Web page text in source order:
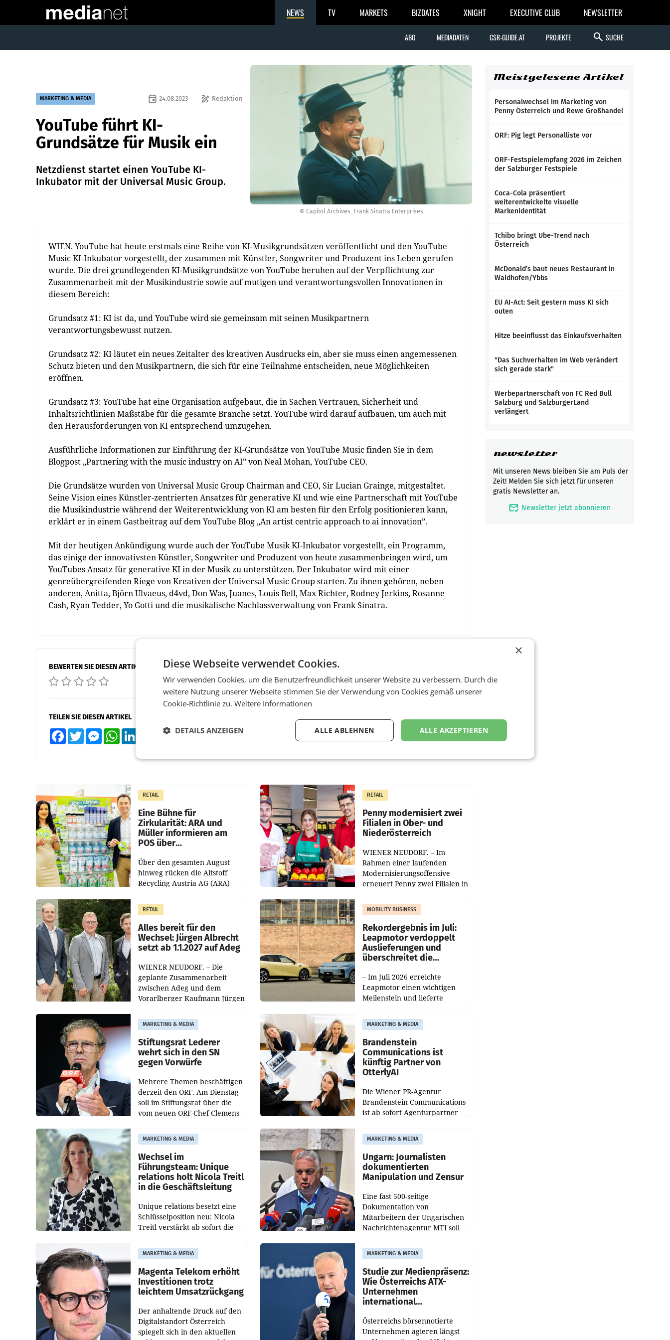
NEWS TV MARKETS BIZDATES XNIGHT EXECUTIVE CLUB NEWSLETTER
ABO MEDIADATEN CSR-GUIDE.AT PROJEKTE search SUCHE
© Capitol Archives_Frank Sinatra Enterprises
MARKETING & MEDIA draw Redaktion
event 24.08.2023
YouTube führt KI-
Grundsätze für Musik ein
Netzdienst startet einen YouTube KI-
Inkubator mit der Universal Music Group.
WIEN. YouTube hat heute erstmals eine Reihe von KI-Musikgrundsätzen veröffentlicht und den YouTube
Music KI-Inkubator vorgestellt, der zusammen mit Künstler, Songwriter und Produzent ins Leben gerufen
wurde. Die drei grundlegenden KI-Musikgrundsätze von YouTube beruhen auf der Verpflichtung zur
Zusammenarbeit mit der Musikindustrie sowie auf mutigen und verantwortungsvollen Innovationen in
diesem Bereich:
Grundsatz #1: KI ist da, und YouTube wird sie gemeinsam mit seinen Musikpartnern
verantwortungsbewusst nutzen.
Grundsatz #2: KI läutet ein neues Zeitalter des kreativen Ausdrucks ein, aber sie muss einen angemessenen
Schutz bieten und den Musikpartnern, die sich für eine Teilnahme entscheiden, neue Möglichkeiten
eröffnen.
Grundsatz #3: YouTube hat eine Organisation aufgebaut, die in Sachen Vertrauen, Sicherheit und
Inhaltsrichtlinien Maßstäbe für die gesamte Branche setzt. YouTube wird darauf aufbauen, um auch mit
den Herausforderungen von KI entsprechend umzugehen.
Ausführliche Informationen zur Einführung der KI-Grundsätze von YouTube Music finden Sie in dem
Blogpost „Partnering with the music industry on AI” von Neal Mohan, YouTube CEO.
Die Grundsätze wurden von Universal Music Group Chairman and CEO, Sir Lucian Grainge, mitgestaltet.
Seine Vision eines Künstler-zentrierten Ansatzes für generative KI und wie eine Partnerschaft mit YouTube
die Musikindustrie während der Weiterentwicklung von KI am besten für den Erfolg positionieren kann,
erklärt er in einem Gastbeitrag auf dem YouTube Blog „An artist centric approach to ai innovation”.
Mit der heutigen Ankündigung wurde auch der YouTube Musik KI-Inkubator vorgestellt, ein Programm,
das einige der innovativsten Künstler, Songwriter und Produzent von heute zusammenbringen wird, um
YouTubes Ansatz für generative KI in der Musik zu unterstützen. Der Inkubator wird mit einer
genreübergreifenden Riege von Kreativen der Universal Music Group starten. Zu ihnen gehören, neben
anderen, Anitta, Björn Ulvaeus, d4vd, Don Was, Juanes, Louis Bell, Max Richter, Rodney Jerkins, Rosanne
Cash, Ryan Tedder, Yo Gotti und die musikalische Nachlassverwaltung von Frank Sinatra.
BEWERTEN SIE DIESEN ARTIKEL
TEILEN SIE DIESEN ARTIKEL
FacebookTwitter MessengerWhatsApp XING Teilen
RETAIL
Eine Bühne für
Zirkularität: ARA und
Müller informieren am
POS über
Über den gesamten August
hinweg rücken die Altstoff
Recycling Austria AG (ARA)
Müller die Initiative „Kreislauf-
Helden“ in allen
österreichischen Müller-Filialen
RETAIL
Penny modernisiert zwei
Filialen in Ober- und
Niederösterreich
WIENER NEUDORF. – Im
Rahmen einer laufenden
Modernisierungsoffensive
erneuert Penny zwei Filialen in
Die beiden Standorte liegen in
Haag sowie im rund
RETAIL
Alles bereit für den
Wechsel: Jürgen Albrecht
setzt ab 1.1.2027 auf Adeg
WIENER NEUDORF. – Die
geplante Zusammenarbeit
zwischen Adeg und dem
Vorarlberger Kaufmann Jürgen
freigegeben: Die
Bundeswettbewerbsbehörde
und der Bundeskartellanwalt
MOBILITY BUSINESS
Rekordergebnis im Juli:
Leapmotor verdoppelt
Auslieferungen und
überschreitet die
– Im Juli 2026 erreichte
Leapmotor einen wichtigen
Meilenstein und lieferte
aus, womit sich das Ergebnis
gegenüber Juli 2025 mehr als
verdoppelte (+102
MARKETING & MEDIA
Stiftungsrat Lederer
wehrt sich in den SN
gegen Vorwürfe
Mehrere Themen beschäftigen
derzeit den ORF. Am Dienstag
soll im Stiftungsrat über die
vom neuen ORF-Chef Clemens
Besetzungen für die
Direktionen abgestimmt
werden.
MARKETING & MEDIA
Brandenstein
Communications ist
künftig Partner von
OtterlyAI
Die Wiener PR-Agentur
Brandenstein Communications
ist ab sofort Agenturpartner
Optimierungsplattform
OtterlyAI. Damit baut die
Agentur ihr Leistungsportfolio
MARKETING & MEDIA
Wechsel im
Führungsteam: Unique
relations holt Nicola Treitl
in die Geschäftsleitung
Unique relations besetzt eine
Schlüsselposition neu: Nicola
Treitl verstärkt ab sofort die
PR-Agentur an der Seite von
Josef Kalina und Anna Kalina-
Mahr.
MARKETING & MEDIA
Ungarn: Journalisten
dokumentierten
Manipulation und Zensur
Eine fast 500-seitige
Dokumentation von
Mitarbeitern der Ungarischen
Nachrichtenagentur MTI soll
Manipulation und Zensur bei
der Agentur während der Zeit
MARKETING & MEDIA
Magenta Telekom erhöht
Investitionen trotz
leichtem Umsatzrückgang
Der anhaltende Druck auf den
Digitalstandort Österreich
spiegelt sich in den aktuellen
MARKETING & MEDIA
Studie zur Medienpräsenz:
Wie Österreichs ATX-
Unternehmen
international
Österreichs börsennotierte
Unternehmen agieren längst
Meistgelesene Artikel
Personalwechsel im Marketing von
Penny Österreich und Rewe Großhandel
ORF: Pig legt Personalliste vor
ORF-Festspielempfang 2026 im Zeichen
der Salzburger Festspiele
Coca-Cola präsentiert
weiterentwickelte visuelle
Markenidentität
Tchibo bringt Ube-Trend nach
Österreich
McDonald’s baut neues Restaurant in
Waidhofen/Ybbs
EU AI-Act: Seit gestern muss KI sich
outen
Hitze beeinflusst das Einkaufsverhalten
"Das Suchverhalten im Web verändert
sich gerade stark"
Werbepartnerschaft von FC Red Bull
Salzburg und SalzburgerLand
verlängert
newsletter
Mit unseren News bleiben Sie am Puls der
Zeit! Melden Sie sich jetzt für unseren
gratis Newsletter an.
mark_email_read Newsletter jetzt abonnieren
×
Diese Webseite verwendet Cookies.
Wir verwenden Cookies, um die Benutzerfreundlichkeit unserer Website zu verbessern. Durch die
weitere Nutzung unserer Webseite stimmen Sie der Verwendung von Cookies gemäß unserer
Cookie-Richtlinie zu. Weitere Informationen
ALLE AKZEPTIEREN
ALLE ABLEHNEN
DETAILS ANZEIGEN